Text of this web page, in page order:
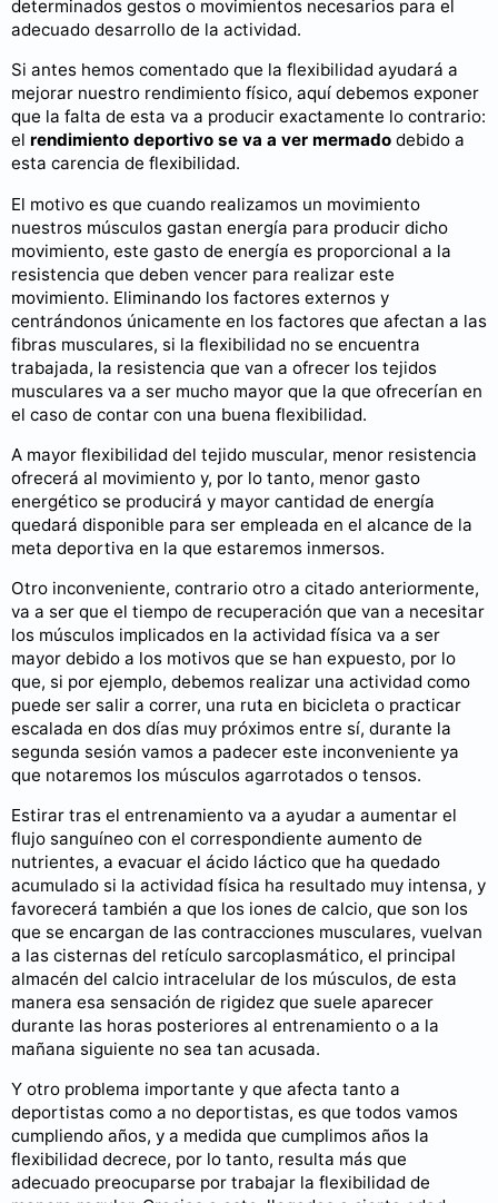
determinados gestos o movimientos necesarios para el
adecuado desarrollo de la actividad.
Si antes hemos comentado que la flexibilidad ayudará a
mejorar nuestro rendimiento físico, aquí debemos exponer
que la falta de esta va a producir exactamente lo contrario:
el rendimiento deportivo se va a ver mermado debido a
esta carencia de flexibilidad.
El motivo es que cuando realizamos un movimiento
nuestros músculos gastan energía para producir dicho
movimiento, este gasto de energía es proporcional a la
resistencia que deben vencer para realizar este
movimiento. Eliminando los factores externos y
centrándonos únicamente en los factores que afectan a las
fibras musculares, si la flexibilidad no se encuentra
trabajada, la resistencia que van a ofrecer los tejidos
musculares va a ser mucho mayor que la que ofrecerían en
el caso de contar con una buena flexibilidad.
A mayor flexibilidad del tejido muscular, menor resistencia
ofrecerá al movimiento y, por lo tanto, menor gasto
energético se producirá y mayor cantidad de energía
quedará disponible para ser empleada en el alcance de la
meta deportiva en la que estaremos inmersos.
Otro inconveniente, contrario otro a citado anteriormente,
va a ser que el tiempo de recuperación que van a necesitar
los músculos implicados en la actividad física va a ser
mayor debido a los motivos que se han expuesto, por lo
que, si por ejemplo, debemos realizar una actividad como
puede ser salir a correr, una ruta en bicicleta o practicar
escalada en dos días muy próximos entre sí, durante la
segunda sesión vamos a padecer este inconveniente ya
que notaremos los músculos agarrotados o tensos.
Estirar tras el entrenamiento va a ayudar a aumentar el
flujo sanguíneo con el correspondiente aumento de
nutrientes, a evacuar el ácido láctico que ha quedado
acumulado si la actividad física ha resultado muy intensa, y
favorecerá también a que los iones de calcio, que son los
que se encargan de las contracciones musculares, vuelvan
a las cisternas del retículo sarcoplasmático, el principal
almacén del calcio intracelular de los músculos, de esta
manera esa sensación de rigidez que suele aparecer
durante las horas posteriores al entrenamiento o a la
mañana siguiente no sea tan acusada.
Y otro problema importante y que afecta tanto a
deportistas como a no deportistas, es que todos vamos
cumpliendo años, y a medida que cumplimos años la
flexibilidad decrece, por lo tanto, resulta más que
adecuado preocuparse por trabajar la flexibilidad de